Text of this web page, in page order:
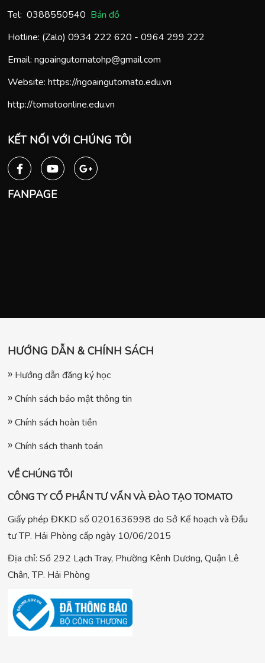
Tel: 0388550540 Bản đồ
Hotline: (Zalo) 0934 222 620 - 0964 299 222
Email: ngoaingutomatohp@gmail.com
Website: https://ngoaingutomato.edu.vn
http://tomatoonline.edu.vn
KẾT NỐI VỚI CHÚNG TÔI
FANPAGE
HƯỚNG DẪN & CHÍNH SÁCH
Hướng dẫn đăng ký học
Chính sách bảo mật thông tin
Chính sách hoàn tiền
Chính sách thanh toán
VỀ CHÚNG TÔI
CÔNG TY CỔ PHẦN TƯ VẤN VÀ ĐÀO TẠO TOMATO
Giấy phép ĐKKD số 0201636998 do Sở Kế hoạch và Đầu
tư TP. Hải Phòng cấp ngày 10/06/2015
Địa chỉ: Số 292 Lạch Tray, Phường Kênh Dương, Quận Lê
Chân, TP. Hải Phòng